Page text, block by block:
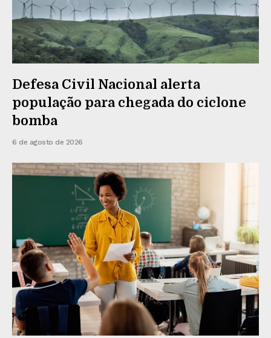
Defesa Civil Nacional alerta
população para chegada do ciclone
bomba
6 de agosto de 2026